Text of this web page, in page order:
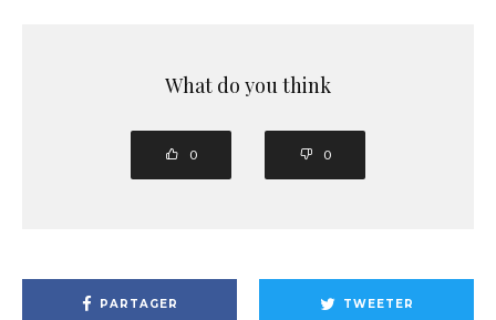
What do you think
0 0
PARTAGER TWEETER